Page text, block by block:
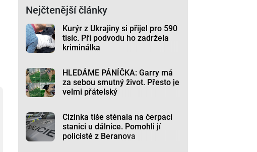
Nejčtenější články
Kurýr z Ukrajiny si přijel pro 590
tisíc. Při podvodu ho zadržela
kriminálka
HLEDÁME PÁNÍČKA: Garry má
za sebou smutný život. Přesto je
velmi přátelský
Cizinka tiše sténala na čerpací
stanici u dálnice. Pomohli jí
policisté z Beranova